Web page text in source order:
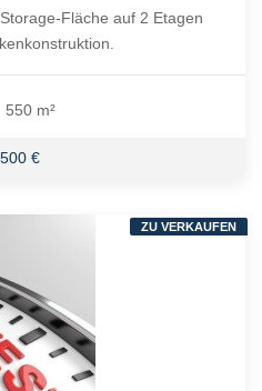
Fläche auf 2 Etagen
550 m²
€
ZU VERKAUFEN